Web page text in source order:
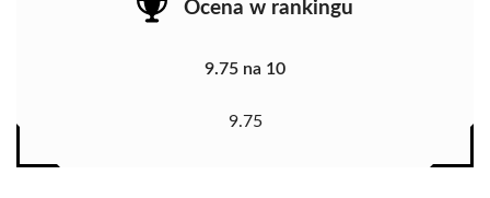
Ocena w rankingu
9.75 na 10
9.75